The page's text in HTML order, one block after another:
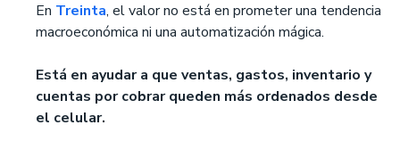
En Treinta, el valor no está en prometer una tendencia
macroeconómica ni una automatización mágica.
Está en ayudar a que ventas, gastos, inventario y
cuentas por cobrar queden más ordenados desde
el celular.